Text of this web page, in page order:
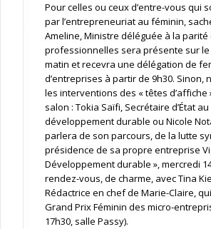
Pour celles ou ceux d’entre-vous qui
par l’entrepreneuriat au féminin,
Ameline, Ministre déléguée à la parité
professionnelles sera présente sur
matin et recevra une délégation de
d’entreprises à partir de 9h30. Sinon,
les interventions des « têtes d’affiche
salon : Tokia Saïfi, Secrétaire d’État au
développement durable ou Nicole
parlera de son parcours, de la lutte
présidence de sa propre entreprise
Développement durable », mercredi
rendez-vous, de charme, avec Tina
Rédactrice en chef de Marie-Claire,
Grand Prix Féminin des micro-
17h30, salle Passy).